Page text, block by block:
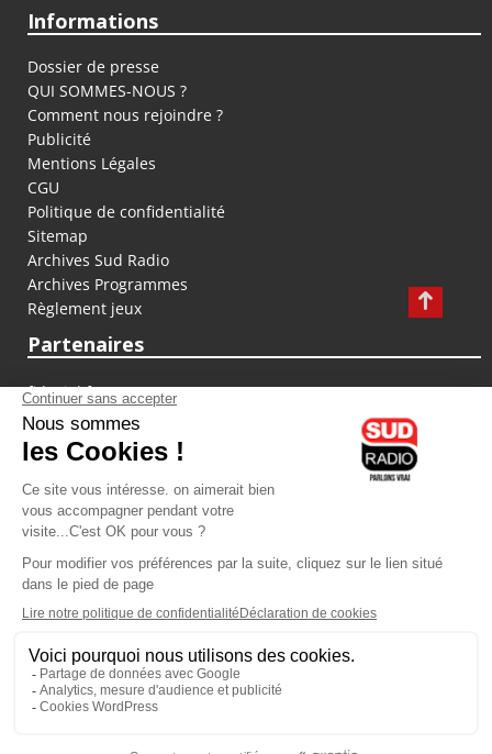
Informations
Dossier de presse
QUI SOMMES-NOUS ?
Comment nous rejoindre ?
Publicité
Mentions Légales
CGU
Politique de confidentialité
Sitemap
Archives Sud Radio
Archives Programmes
Règlement jeux
Partenaires
fiducial.fr
lyoncapitale.fr
olympique-et-lyonnais.com
L'application Iphone / Android
Téléchargez l'application
Les cookies
Gestion des cookies
Crédit photos : ©Sud Radio / Pierre Olivier